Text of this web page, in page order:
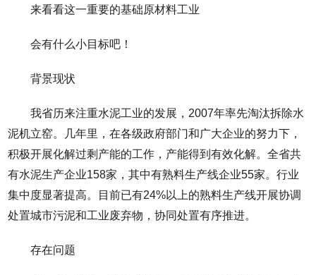
来看看这一重要的基础原材料工业
会有什么小目标吧！
背景现状
我省历来注重水泥工业的发展，2007年率先淘汰拆除水
泥机立窑。几年里，在各级政府部门和广大企业的努力下，
积极开展化解过剩产能的工作，产能得到有效化解。全省共
有水泥生产企业158家，其中有熟料生产线企业55家。行业
集中度显著提高。目前已有24%以上的熟料生产线开展协调
处置城市污泥和工业废弃物，协同处置有序推进。
存在问题